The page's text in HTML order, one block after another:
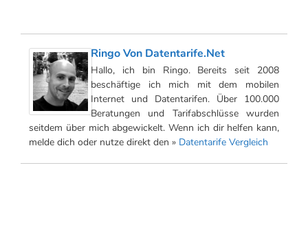
Ringo Von Datentarife.net
Hallo, ich bin Ringo. Bereits seit 2008
beschäftige ich mich mit dem mobilen
Internet und Datentarifen. Über 100.000
Beratungen und Tarifabschlüsse wurden
seitdem über mich abgewickelt. Wenn ich dir helfen kann,
melde dich oder nutze direkt den » Datentarife Vergleich